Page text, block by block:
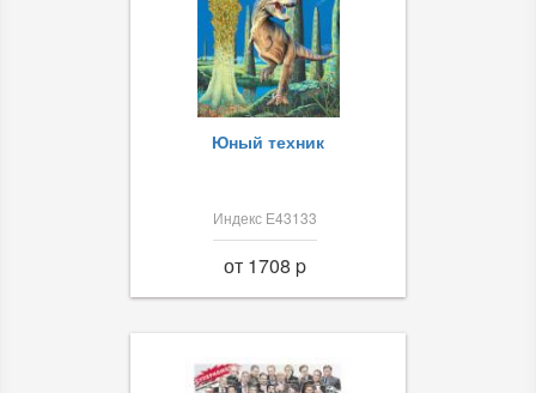
Юный техник
Индекс Е43133
от 1708 p